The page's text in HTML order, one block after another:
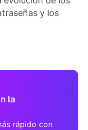
y los
la
rápido con